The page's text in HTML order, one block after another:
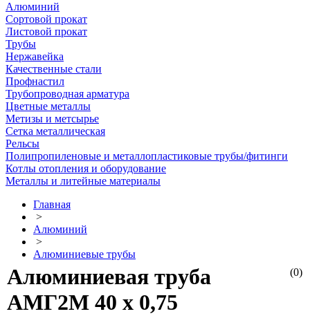
Алюминий
Сортовой прокат
Листовой прокат
Трубы
Нержавейка
Качественные стали
Профнастил
Трубопроводная арматура
Цветные металлы
Метизы и метсырье
Сетка металлическая
Рельсы
Полипропиленовые и металлопластиковые трубы/фитинги
Котлы отопления и оборудование
Металлы и литейные материалы
Главная
>
Алюминий
>
Алюминиевые трубы
(0)
Алюминиевая труба
АМГ2М 40 х 0,75